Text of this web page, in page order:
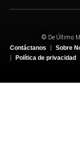
© De Último
Contáctanos
Sobre
Política de privacidad